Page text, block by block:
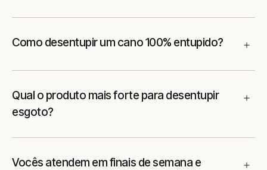
Como desentupir um cano 100% entupido?
Qual o produto mais forte para desentupir
esgoto?
Vocês atendem em finais de semana e